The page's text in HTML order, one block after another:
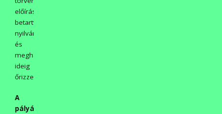
előírásait
betartva)
nyilvántartsa
és
meghatározott
ideig
őrizze.
A
pályázat